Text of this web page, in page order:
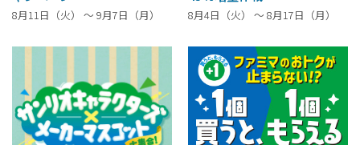
8月11日（火） ～ 9月7日（月） 8月4日（火） ～ 8月17日（月）